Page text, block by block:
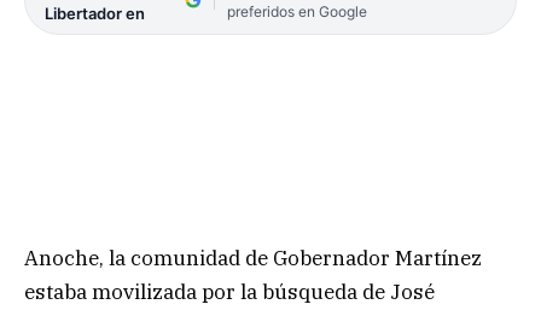
Libertador en
preferidos en Google
Anoche, la comunidad de Gobernador Martínez
estaba movilizada por la búsqueda de José